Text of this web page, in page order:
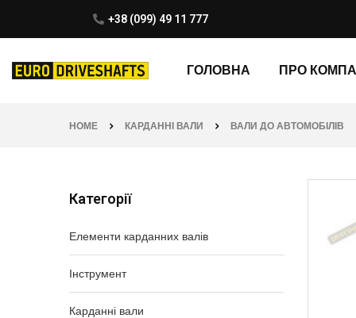
+38 (099) 49 11 777
ГОЛОВНА ПРО
HOME КАРДАННІ ВАЛИ ВАЛИ ДО АВТОМОБІЛІВ
Категорії
Елементи карданних валів
Інструмент
Карданні вали